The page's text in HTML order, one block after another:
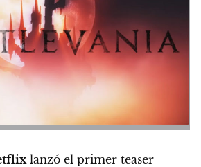
lanzó el primer teaser